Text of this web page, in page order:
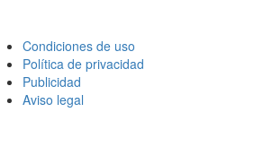
Condiciones de uso
Política de privacidad
Publicidad
Aviso legal